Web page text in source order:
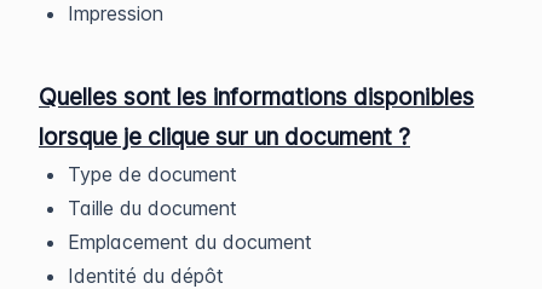
Impression
Quelles sont les informations disponibles
lorsque je clique sur un document ?
Type de document
Taille du document
Emplacement du document
Identité du dépôt